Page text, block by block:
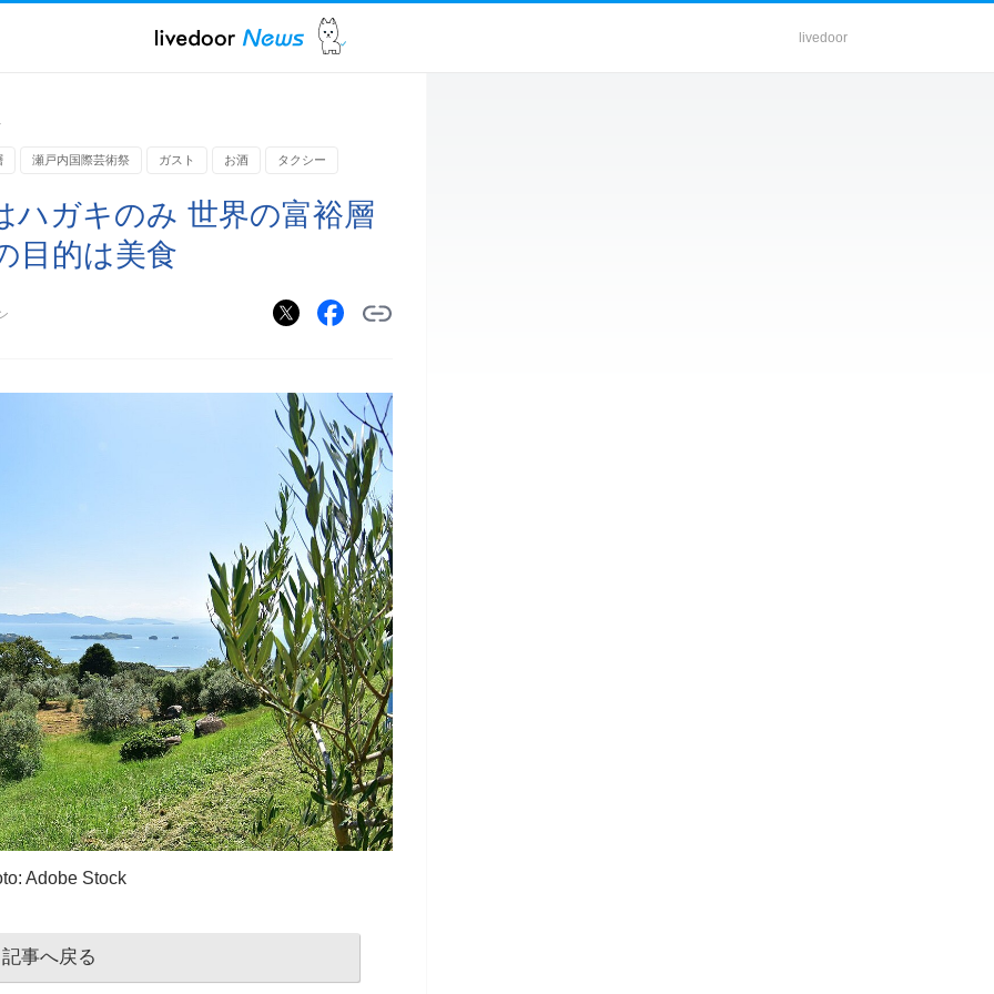
livedoor
瀬戸内国際芸術祭 ガスト お酒 タクシー
ハガキのみ 世界の富裕層
目的は美食
Adobe Stock
記事へ戻る